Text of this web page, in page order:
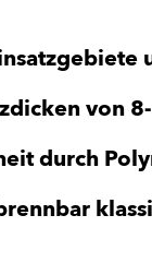
von
durch